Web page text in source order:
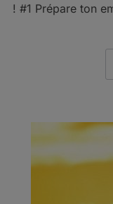
! #1 Prépare ton